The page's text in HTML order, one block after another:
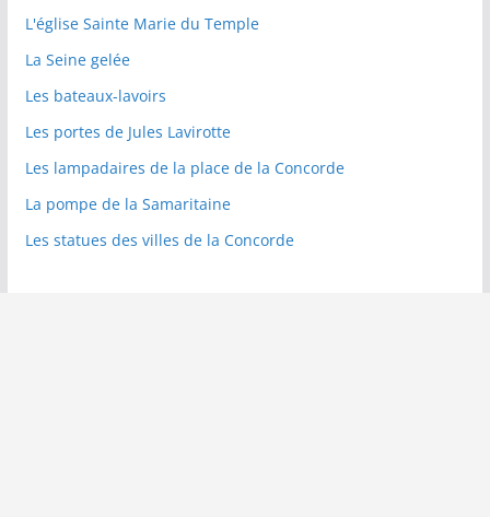
L'église Sainte Marie du Temple
La Seine gelée
Les bateaux-lavoirs
Les portes de Jules Lavirotte
Les lampadaires de la place de la Concorde
La pompe de la Samaritaine
Les statues des villes de la Concorde